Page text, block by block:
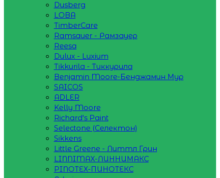
Dusberg
LOBA
TimberCare
Ramsauer - Рамзауер
Reesa
Dulux - Luxium
Tikkurila - Тиккурила
Benjamin Moore-Бенджамин Мур
SAICOS
ADLER
Kelly Moore
Richard's Paint
Selectone (Селектон)
Sikkens
Little Greene - Литтл Грин
LINNIMAX-ЛИННИМАКС
PINOTEX-ПИНОТЕКС